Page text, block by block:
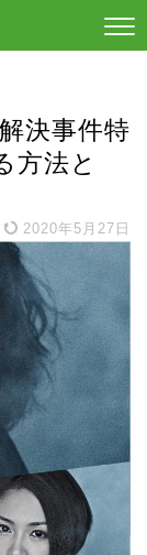
決事件特
方法と
2020年5月27日